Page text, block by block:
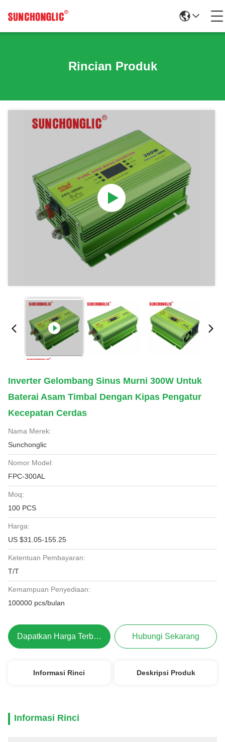
Rincian Produk
Inverter Gelombang Sinus Murni 300W Untuk
Baterai Asam Timbal Dengan Kipas Pengatur
Kecepatan Cerdas
Nama Merek:
Sunchonglic
Nomor Model:
FPC-300AL
Moq:
100 PCS
Harga:
US $31.05-155.25
Ketentuan Pembayaran:
T/T
Kemampuan Penyediaan:
100000 pcs/bulan
Dapatkan Harga Terbaik Hubungi Sekarang
Informasi Rinci Deskripsi Produk
Informasi Rinci